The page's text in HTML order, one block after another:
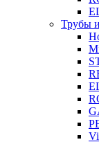
Трубы